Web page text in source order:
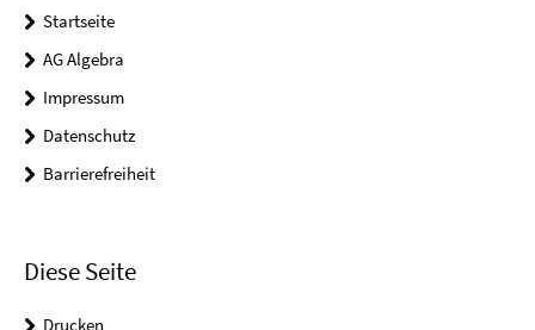
Startseite
AG Algebra
Impressum
Datenschutz
Barrierefreiheit
Diese Seite
Drucken